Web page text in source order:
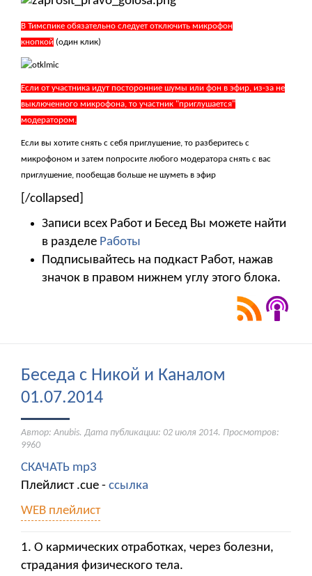
В Тимспике обязательно следует отключить микрофон
кнопкой (один клик)
Если от участника идут посторонние шумы или фон в эфир, из-за не
выключенного микрофона, то участник "приглушается"
модератором.
Если вы хотите снять с себя приглушение, то разберитесь с
микрофоном и затем попросите любого модератора снять с вас
приглушение, пообещав больше не шуметь в эфир
[/collapsed]
Записи всех Работ и Бесед Вы можете найти
в разделе Работы
Подписывайтесь на подкаст Работ, нажав
значок в правом нижнем углу этого блока.
Беседа с Никой и Каналом
01.07.2014
Автор: Anubis. Дата публикации: 02 июля 2014. Просмотров:
9960
СКАЧАТЬ mp3
Плейлист .cue - ссылка
WEB плейлист
1. О кармических отработках, через болезни,
страдания физического тела.